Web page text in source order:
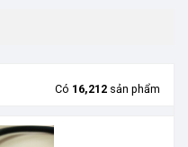
Có 16,212 sản phẩm